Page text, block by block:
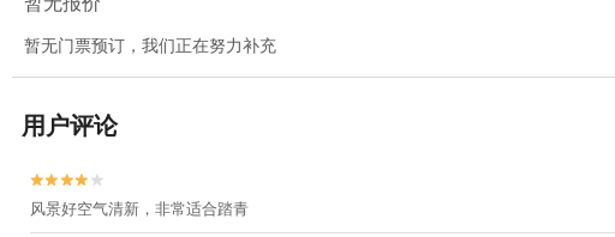
暂无门票预订，我们正在努力补充
用户评论


风景好空气清新，非常适合踏青